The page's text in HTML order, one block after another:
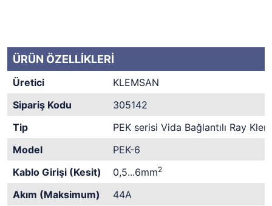
ÜRÜN ÖZELLİKLERİ
Üretici
KLEMSAN
Sipariş Kodu
305142
Tip
PEK serisi Vida Bağlantılı Ray
Model
PEK-6
Kablo Girişi (Kesit)
0,5...6mm2
Akım (Maksimum)
44A